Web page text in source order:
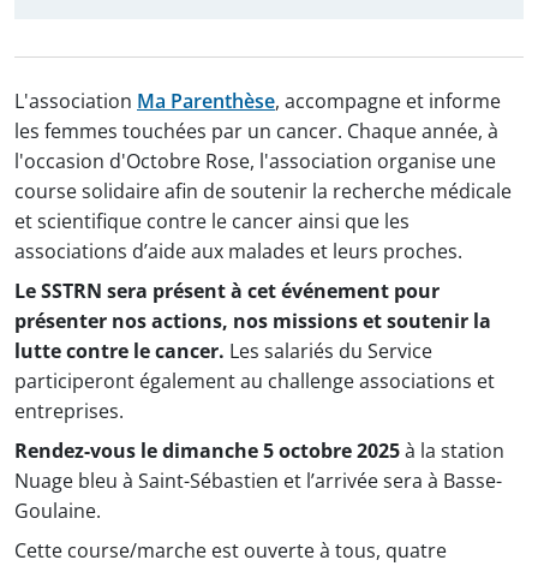
L'association Ma Parenthèse, accompagne et informe
les femmes touchées par un cancer. Chaque année, à
l'occasion d'Octobre Rose, l'association organise une
course solidaire afin de soutenir la recherche médicale
et scientifique contre le cancer ainsi que les
associations d’aide aux malades et leurs proches.
Le SSTRN sera présent à cet événement pour
présenter nos actions, nos missions et soutenir la
lutte contre le cancer. Les salariés du Service
participeront également au challenge associations et
entreprises.
Rendez-vous le dimanche 5 octobre 2025à la station
Nuage bleu à Saint-Sébastien et l’arrivée sera à Basse-
Goulaine.
Cette course/marche est ouverte à tous, quatre